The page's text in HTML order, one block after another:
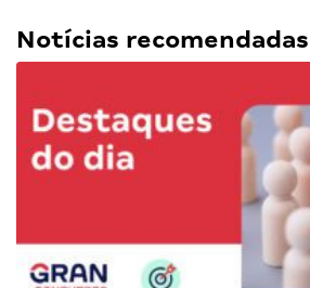
Notícias recomendadas